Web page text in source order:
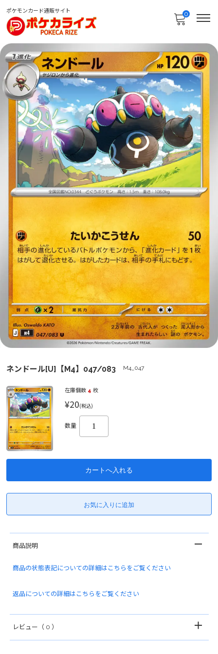
ポケモンカード通販サイト 0
ネンドール[U]【M4】047/083 M4_047
在庫個数 4 枚
¥20(税込)
数量
商品説明
商品の状態表記についての詳細はこちらをご覧ください
返品についての詳細はこちらをご覧ください
レビュー （ 0 ）